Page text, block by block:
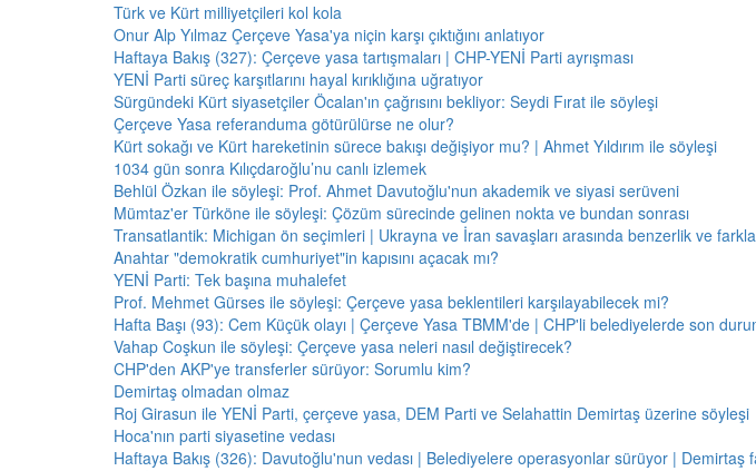
Türk ve Kürt milliyetçileri kol kola
Onur Alp Yılmaz Çerçeve Yasa'ya niçin karşı çıktığını anlatıyor
Haftaya Bakış (327): Çerçeve yasa tartışmaları | CHP-YENİ Parti ayrışması
YENİ Parti süreç karşıtlarını hayal kırıklığına uğratıyor
Sürgündeki Kürt siyasetçiler Öcalan'ın çağrısını bekliyor: Seydi Fırat ile söyleşi
Çerçeve Yasa referanduma götürülürse ne olur?
Kürt sokağı ve Kürt hareketinin sürece bakışı değişiyor mu? | Ahmet Yıldırım ile söyleşi
1034 gün sonra Kılıçdaroğlu’nu canlı izlemek
Behlül Özkan ile söyleşi: Prof. Ahmet Davutoğlu'nun akademik ve siyasi serüveni
Mümtaz'er Türköne ile söyleşi: Çözüm sürecinde gelinen nokta ve bundan sonrası
Transatlantik: Michigan ön seçimleri | Ukrayna ve İran savaşları arasında benzerlik ve
Anahtar "demokratik cumhuriyet"in kapısını açacak mı?
YENİ Parti: Tek başına muhalefet
Prof. Mehmet Gürses ile söyleşi: Çerçeve yasa beklentileri karşılayabilecek mi?
Hafta Başı (93): Cem Küçük olayı | Çerçeve Yasa TBMM'de | CHP'li belediyelerde son
Vahap Coşkun ile söyleşi: Çerçeve yasa neleri nasıl değiştirecek?
CHP'den AKP'ye transferler sürüyor: Sorumlu kim?
Demirtaş olmadan olmaz
Roj Girasun ile YENİ Parti, çerçeve yasa, DEM Parti ve Selahattin Demirtaş üzerine söyleşi
Hoca'nın parti siyasetine vedası
Haftaya Bakış (326): Davutoğlu'nun vedası | Belediyelere operasyonlar sürüyor | Demirtaş